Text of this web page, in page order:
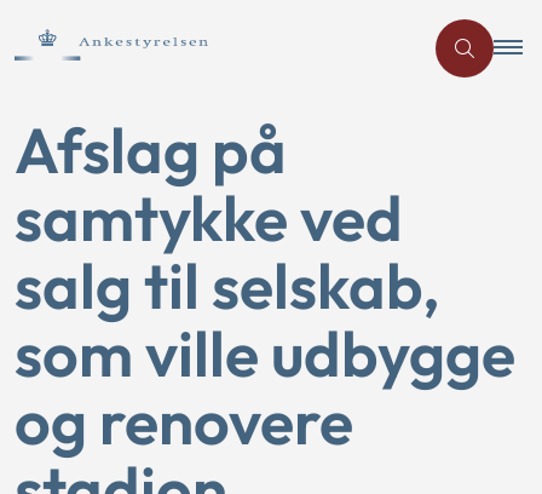
Afslag på
samtykke ved
salg til selskab,
som ville udbygge
og renovere